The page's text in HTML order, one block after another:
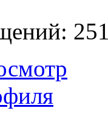
251